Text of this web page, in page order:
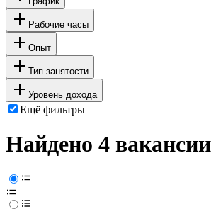
Рабочие часы
Опыт
Тип занятости
Уровень дохода
Ещё фильтры
Найдено 4 вакансии